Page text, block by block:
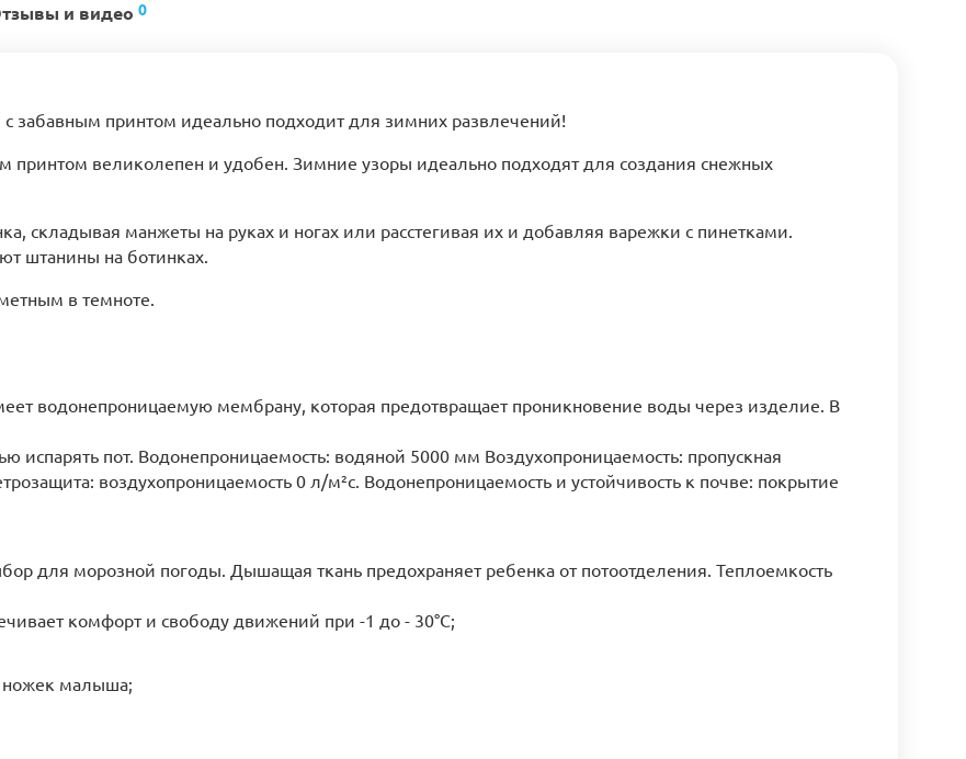
и видео 0
с забавным принтом идеально подходит для зимних развлечений!
великолепен и удобен. Зимние узоры идеально подходят для создания снежных
складывая манжеты на руках и ногах или расстегивая их и добавляя варежки с пинетками.
штанины на ботинках.
в темноте.
водонепроницаемую мембрану, которая предотвращает проникновение воды через изделие. В
испарять пот. Водонепроницаемость: водяной 5000 мм Воздухопроницаемость: пропускная
воздухопроницаемость 0 л/м²с. Водонепроницаемость и устойчивость к почве: покрытие
для морозной погоды. Дышащая ткань предохраняет ребенка от потоотделения. Теплоемкость
комфорт и свободу движений при -1 до - 30°C;
ножек малыша;